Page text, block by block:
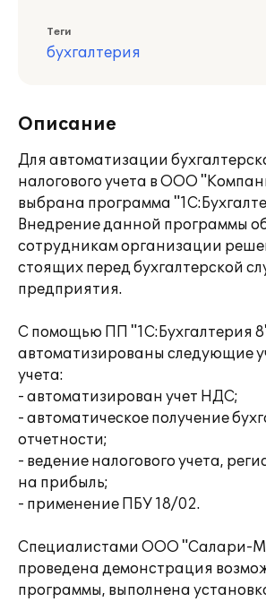
Теги
бухгалтерия
Описание
Для автоматизации
налогового учета в ООО
выбрана программа
Внедрение данной программы
сотрудникам организации
стоящих перед бухгалтерской
предприятия.
С помощью ПП "1С:Бухгалтерия
автоматизированы следующие
учета:
- автоматизирован учет НДС;
- автоматическое получение
отчетности;
- ведение налогового учета,
на прибыль;
- применение ПБУ 18/02.
Специалистами ООО "Салари-
проведена демонстрация
программы, выполнена